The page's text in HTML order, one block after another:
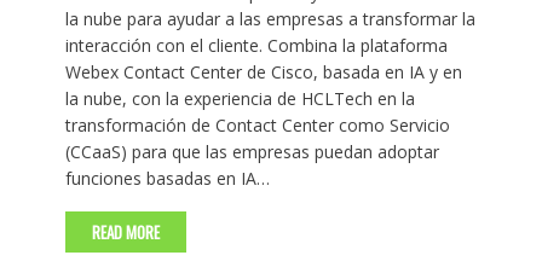
la nube para ayudar a las empresas a transformar la
interacción con el cliente. Combina la plataforma
Webex Contact Center de Cisco, basada en IA y en
la nube, con la experiencia de HCLTech en la
transformación de Contact Center como Servicio
(CCaaS) para que las empresas puedan adoptar
funciones basadas en IA…
READ MORE